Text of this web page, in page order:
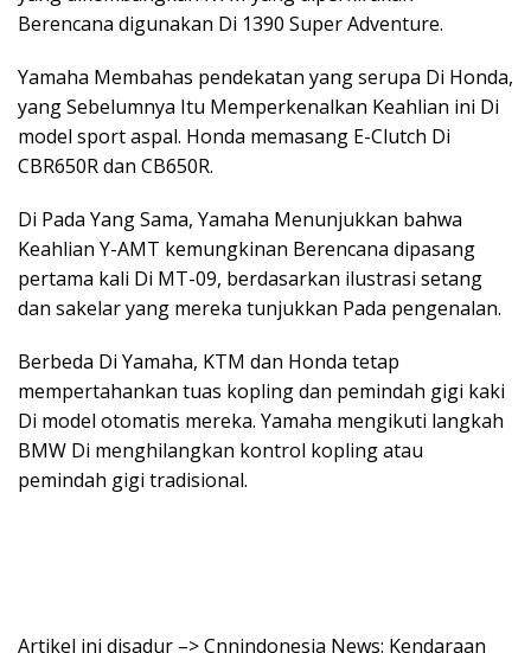
Berencana digunakan Di 1390 Super Adventure.
Yamaha Membahas pendekatan yang serupa Di Honda,
yang Sebelumnya Itu Memperkenalkan Keahlian ini Di
model sport aspal. Honda memasang E-Clutch Di
CBR650R dan CB650R.
Di Pada Yang Sama, Yamaha Menunjukkan bahwa
Keahlian Y-AMT kemungkinan Berencana dipasang
pertama kali Di MT-09, berdasarkan ilustrasi setang
dan sakelar yang mereka tunjukkan Pada pengenalan.
Berbeda Di Yamaha, KTM dan Honda tetap
mempertahankan tuas kopling dan pemindah gigi kaki
Di model otomatis mereka. Yamaha mengikuti langkah
BMW Di menghilangkan kontrol kopling atau
pemindah gigi tradisional.
Artikel ini disadur –> Cnnindonesia News: Kendaraan